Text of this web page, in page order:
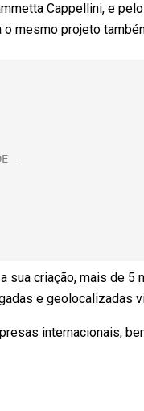
Cappellini, e
mesmo projeto
sua criação, mais de 5
e geolocalizadas
internacionais,